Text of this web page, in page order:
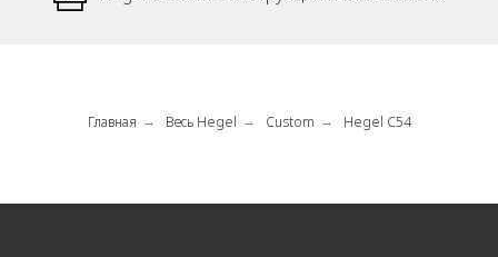
Главная → Весь Hegel → Custom → Hegel C54